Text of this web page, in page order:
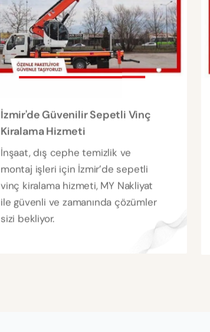
İzmir'de Güvenilir Sepetli Vinç
Kiralama Hizmeti
İnşaat, dış cephe temizlik ve
montaj işleri için İzmir’de sepetli
vinç kiralama hizmeti, MY Nakliyat
ile güvenli ve zamanında çözümler
sizi bekliyor.